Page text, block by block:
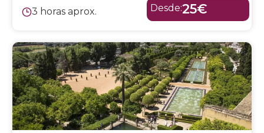
3 horas aprox. Desde:25€